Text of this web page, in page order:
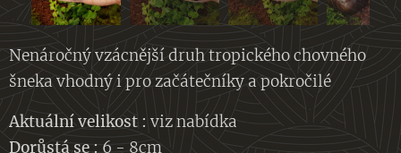
Nenáročný vzácnější druh tropického chovného
šneka vhodný i pro začátečníky a pokročilé
Aktuální velikost : viz nabídka
Dorůstá se : 6 - 8cm